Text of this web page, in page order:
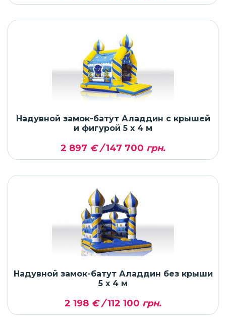
Надувной замок-батут Аладдин с крышей
и фигурой 5 x 4 м
2 897 € /147 700 грн.
Надувной замок-батут Аладдин без крыши
5 x 4 м
2 198 € /112 100 грн.